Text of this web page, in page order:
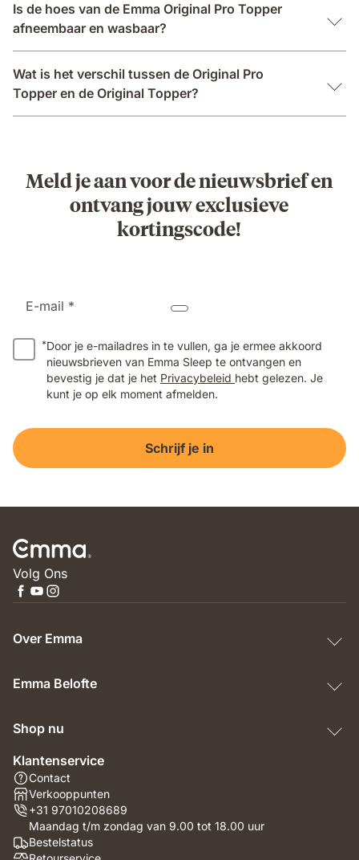
Is de hoes van de Emma Original Pro Topper
afneembaar en wasbaar?
Wat is het verschil tussen de Original Pro
Topper en de Original Topper?
Meld je aan voor de nieuwsbrief en
ontvang jouw exclusieve
kortingscode!
E-mail *
*Door je e-mailadres in te vullen, ga je ermee akkoord
nieuwsbrieven van Emma Sleep te ontvangen en
bevestig je dat je het Privacybeleid hebt gelezen. Je
kunt je op elk moment afmelden.
Schrijf je in
Volg Ons
Over Emma
Emma Belofte
Shop nu
Klantenservice
Contact
Verkooppunten
+31 97010208689
Maandag t/m zondag van 9.00 tot 18.00 uur
Bestelstatus